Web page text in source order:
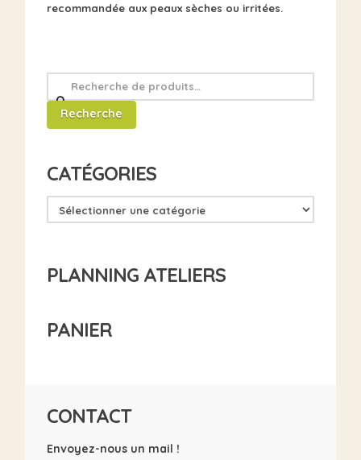
recommandée aux peaux sèches ou irritées.
Recherche
pour
Recherche
CATÉGORIES
PLANNING ATELIERS
PANIER
CONTACT
Envoyez-nous un mail !